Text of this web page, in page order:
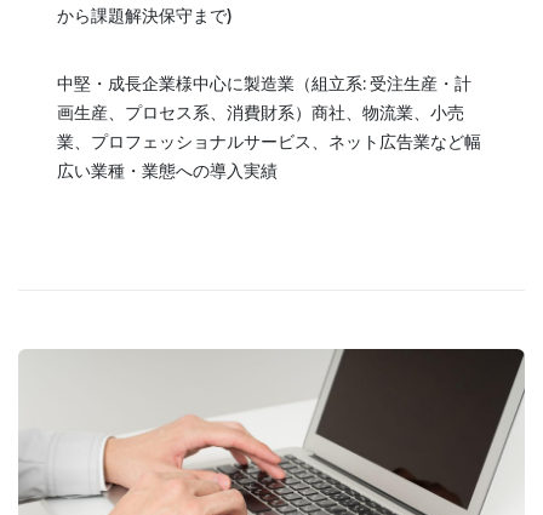
から課題解決保守まで)
中堅・成長企業様中心に製造業（組立系: 受注生産・計
画生産、プロセス系、消費財系）商社、物流業、小売
業、プロフェッショナルサービス、ネット広告業など幅
広い業種・業態への導入実績